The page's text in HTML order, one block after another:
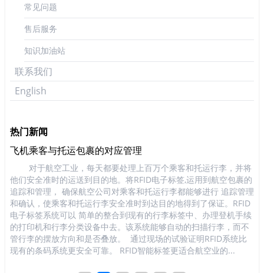
常见问题
售后服务
知识加油站
联系我们
English
热门新闻
飞机乘客与托运包裹的对应管理
对于航空工业，每天都要处理上百万个乘客和托运行李，并将
他们安全准时的运送到目的地。将RFID电子标签,运用到航空包裹的
追踪和管理， 确保航空公司对乘客和托运行李都能够进行 追踪管理
和确认，使乘客和托运行李安全准时到达目的地得到了保证。RFID
电子标签系统可以 简单的整合到现有的行李标签中、办理登机手续
的打印机和行李分类设备中去。该系统能够自动的扫描行李，而不
管行李的摆放方向和是否叠放。 通过现场的试验证明RFID系统比
现有的条码系统更安全可靠。 RFID智能标签更适合航空业的...